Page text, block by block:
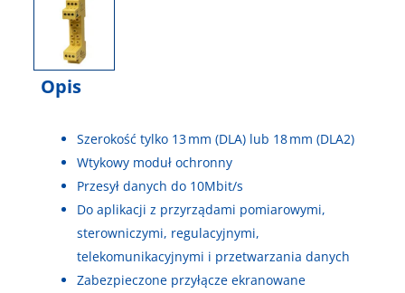
Opis
Szerokość tylko 13 mm (DLA) lub 18 mm (DLA2)
Wtykowy moduł ochronny
Przesył danych do 10Mbit/s
Do aplikacji z przyrządami pomiarowymi,
sterowniczymi, regulacyjnymi,
telekomunikacyjnymi i przetwarzania danych
Zabezpieczone przyłącze ekranowane